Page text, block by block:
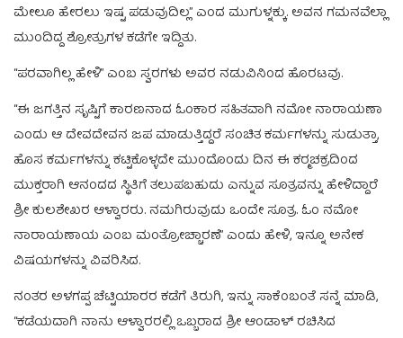
ಮೇಲೂ ಹೇರಲು ಇಷ್ಟ ಪಡುವುದಿಲ್ಲ” ಎಂದ ಮುಗುಳ್ನಕ್ಕು. ಅವನ ಗಮನವೆಲ್ಲಾ
ಮುಂದಿದ್ದ ಶ್ರೋತ್ರುಗಳ ಕಡೆಗೇ ಇದ್ದಿತು.
“ಪರವಾಗಿಲ್ಲ ಹೇಳಿ” ಎಂಬ ಸ್ವರಗಳು ಅವರ ನಡುವಿನಿಂದ ಹೊರಟವು.
“ಈ ಜಗತ್ತಿನ ಸೃಷ್ಟಿಗೆ ಕಾರಣನಾದ ಓಂಕಾರ ಸಹಿತವಾಗಿ ನಮೋ ನಾರಾಯಣಾ
ಎಂದು ಆ ದೇವದೇವನ ಜಪ ಮಾಡುತ್ತಿದ್ದರೆ ಸಂಚಿತ ಕರ್ಮಗಳನ್ನು ಸುಡುತ್ತಾ,
ಹೊಸ ಕರ್ಮಗಳನ್ನು ಕಟ್ಟಿಕೊಳ್ಳದೇ ಮುಂದೊಂದು ದಿನ ಈ ಕರ‍್ಮಚಕ್ರದಿಂದ
ಮುಕ್ತರಾಗಿ ಆನಂದದ ಸ್ಥಿತಿಗೆ ತಲುಪಬಹುದು ಎನ್ನುವ ಸೂತ್ರವನ್ನು ಹೇಳಿದ್ದಾರೆ
ಶ್ರೀ ಕುಲಶೇಖರ ಆಳ್ವಾರರು. ನಮಗಿರುವುದು ಒಂದೇ ಸೂತ್ರ. ಓಂ ನಮೋ
ನಾರಾಯಣಾಯ ಎಂಬ ಮಂತ್ರೋಚ್ಚಾರಣೆ” ಎಂದು ಹೇಳಿ, ಇನ್ನೂ ಅನೇಕ
ವಿಷಯಗಳನ್ನು ವಿವರಿಸಿದ.
ನಂತರ ಅಳಗಪ್ಪ ಚೆಟ್ಟಿಯಾರರ ಕಡೆಗೆ ತಿರುಗಿ, ಇನ್ನು ಸಾಕೆಂಬಂತೆ ಸನ್ನೆ ಮಾಡಿ,
“ಕಡೆಯದಾಗಿ ನಾನು ಆಳ್ವಾರರಲ್ಲಿ ಒಬ್ಬರಾದ ಶ್ರೀ ಆಂಡಾಳ್‌ ರಚಿಸಿದ